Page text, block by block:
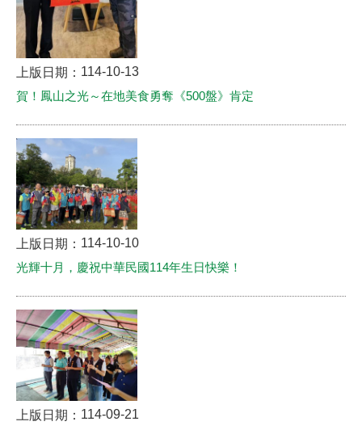
上版日期： 114-10-13
賀！鳳山之光～在地美食勇奪《500盤》肯定
上版日期： 114-10-10
光輝十月，慶祝中華民國114年生日快樂！
上版日期： 114-09-21